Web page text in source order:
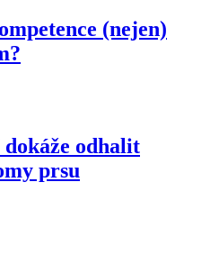
(nejen)
dokáže odhalit
prsu